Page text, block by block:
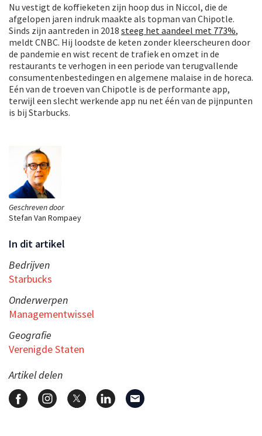
Geschreven door
Stefan Van Rompaey
In dit artikel
Bedrijven
Starbucks
Onderwerpen
Managementwissel
Geografie
Verenigde Staten
Artikel delen
Nu vestigt de koffieketen zijn hoop dus in Niccol, die de
afgelopen jaren indruk maakte als topman van Chipotle.
Sinds zijn aantreden in 2018 steeg het aandeel met 773%,
meldt CNBC. Hij loodste de keten zonder kleerscheuren door
de pandemie en wist recent de trafiek en omzet in de
restaurants te verhogen in een periode van terugvallende
consumentenbestedingen en algemene malaise in de horeca.
Eén van de troeven van Chipotle is de performante app,
terwijl een slecht werkende app nu net één van de pijnpunten
is bij Starbucks.